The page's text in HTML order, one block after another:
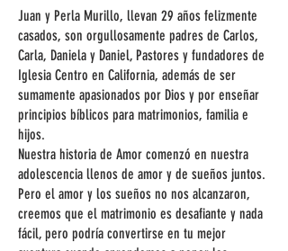
Juan y Perla Murillo, llevan 29 años felizmente
casados, son orgullosamente padres de Carlos,
Carla, Daniela y Daniel, Pastores y fundadores de
Iglesia Centro en California, además de ser
sumamente apasionados por Dios y por enseñar
principios bíblicos para matrimonios, familia e
hijos.
Nuestra historia de Amor comenzó en nuestra
adolescencia llenos de amor y de sueños juntos.
Pero el amor y los sueños no nos alcanzaron,
creemos que el matrimonio es desafiante y nada
fácil, pero podría convertirse en tu mejor